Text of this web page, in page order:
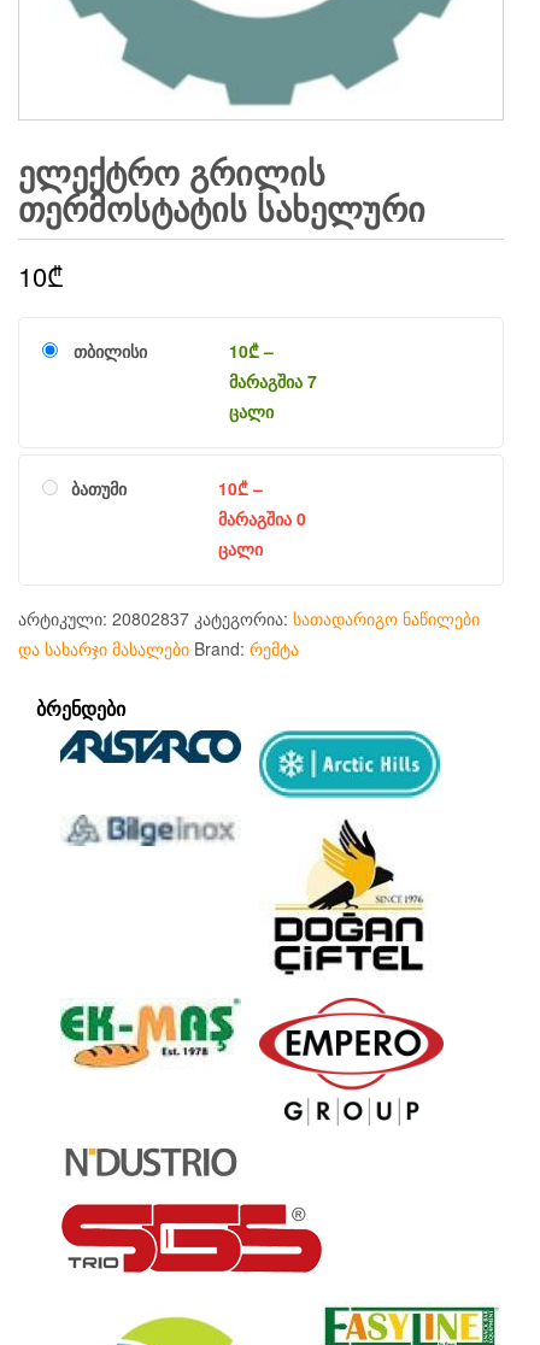
ᲔᲚᲔᲥᲢᲠᲝ ᲒᲠᲘᲚᲘᲡ
ᲗᲔᲠᲛᲝᲡᲢᲐᲢᲘᲡ ᲡᲐᲮᲔᲚᲣᲠᲘ
10₾
თბილისი 10₾–
მარაგშია 7
ცალი
ბათუმი 10₾–
მარაგშია 0
ცალი
არტიკული: 20802837 კატეგორია: სათადარიგო ნაწილები
და სახარჯი მასალები Brand: რემტა
ᲑᲠᲔᲜᲓᲔᲑᲘ